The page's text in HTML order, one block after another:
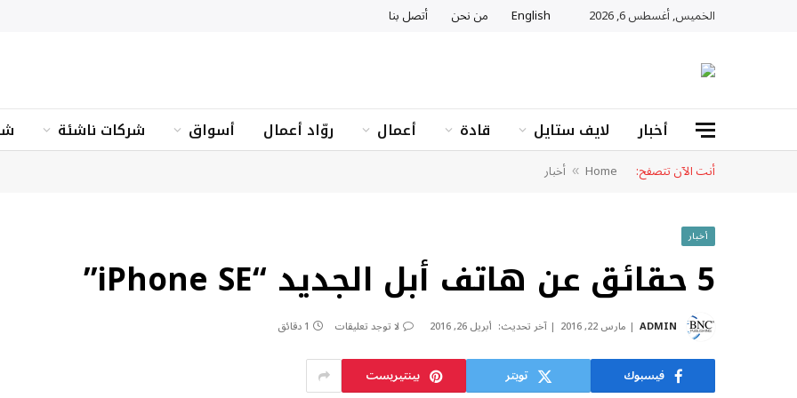
الخميس, أغسطس 6, 2026 English من نحن أتصل بنا
أخبار لايف ستايل قادة أعمال روّاد أعمال أسواق شركات ناشئة
أنت الآن تتصفح: Home
» أخبار
أخبار
5 حقائق عن هاتف أبل الجديد “iPhone SE”
ADMIN مارس 22, 2016 آخر تحديث: أبريل 26, 2016 لا توجد تعليقات 1 دقائق
فيسبوك تويتر بينتيريست